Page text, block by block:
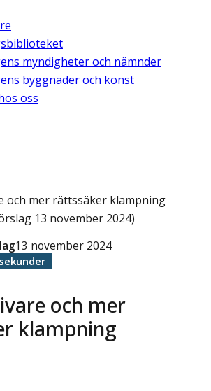
myndigheter och nämnder
byggnader och konst
oss
och mer rättssäker klampning
13 november 2024)
och mer
klampning
13 november 2024